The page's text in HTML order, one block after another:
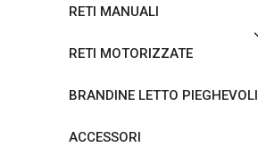
RETI MANUALI
RETI MOTORIZZATE
BRANDINE LETTO PIEGHEVOLI
ACCESSORI